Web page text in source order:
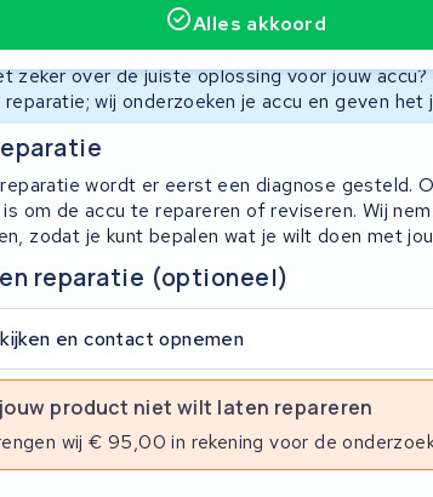
Alles akkoord
zeker over de juiste oplossing voor jouw accu?
wij onderzoeken je accu en geven het
wordt er eerst een diagnose gesteld.
is om de accu te repareren of reviseren. Wij
zodat je kunt bepalen wat je wilt doen met
reparatie (optioneel)
en contact opnemen
product niet wilt laten repareren
wij € 95,00 in rekening voor de
om te zoeken